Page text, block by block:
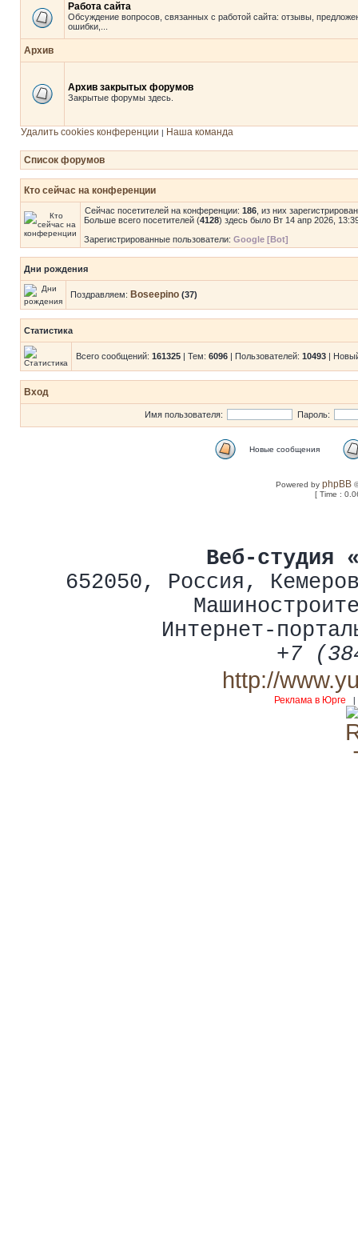
Работа сайта
Обсуждение вопросов, связанных с работой сайта: отзывы,
ошибки,...
Архив
Архив закрытых форумов
Закрытые форумы здесь.
Удалить cookies конференции | Наша команда
Список форумов
Кто сейчас на конференции
Сейчас посетителей на конференции: 186 , из них
Больше всего посетителей (4128) здесь было Вт 14 апр 2026,
Зарегистрированные пользователи: Google [Bot]
Дни рождения
Поздравляем: Boseepino (37)
Статистика
Всего сообщений: 161325 | Тем: 6096 | Пользователей: 10493 |
Вход
Имя пользователя: Пароль:
Новые сообщения
Powered byphpBB
[ Time :
Веб-студия
652050, Россия ,
Интернет-
+7
http://
Реклама в Юрге